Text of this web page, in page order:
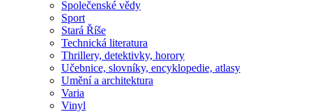
Společenské vědy
Sport
Stará Říše
Technická literatura
Thrillery, detektivky, horory
Učebnice, slovníky, encyklopedie, atlasy
Umění a architektura
Varia
Vinyl